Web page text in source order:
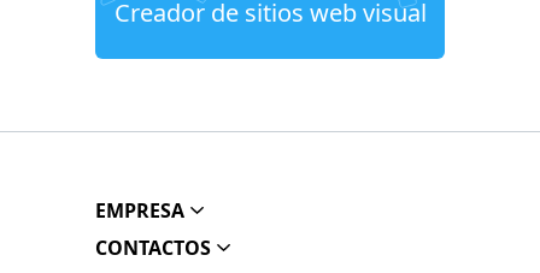
Creador de sitios web visual
EMPRESA
CONTACTOS